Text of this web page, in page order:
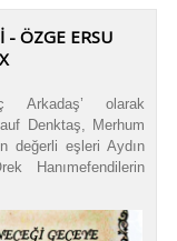
- ÖZGE ERSU
Arkadaş’ olarak
Denktaş, Merhum
değerli eşleri Aydın
Hanımefendilerin